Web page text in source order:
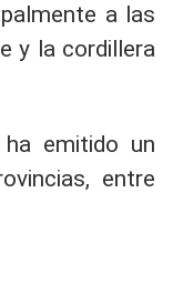
a las
y la cordillera
emitido un
entre